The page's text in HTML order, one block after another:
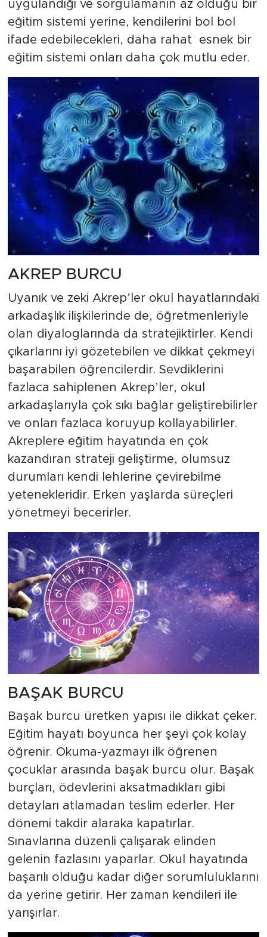
uygulandığı ve sorgulamanın az olduğu bir
eğitim sistemi yerine, kendilerini bol bol
ifade edebilecekleri, daha rahat esnek bir
eğitim sistemi onları daha çok mutlu eder.
AKREP BURCU
Uyanık ve zeki Akrep’ler okul hayatlarındaki
arkadaşlık ilişkilerinde de, öğretmenleriyle
olan diyaloglarında da stratejiktirler. Kendi
çıkarlarını iyi gözetebilen ve dikkat çekmeyi
başarabilen öğrencilerdir. Sevdiklerini
fazlaca sahiplenen Akrep’ler, okul
arkadaşlarıyla çok sıkı bağlar geliştirebilirler
ve onları fazlaca koruyup kollayabilirler.
Akreplere eğitim hayatında en çok
kazandıran strateji geliştirme, olumsuz
durumları kendi lehlerine çevirebilme
yetenekleridir. Erken yaşlarda süreçleri
yönetmeyi becerirler.
BAŞAK BURCU
Başak burcu üretken yapısı ile dikkat çeker.
Eğitim hayatı boyunca her şeyi çok kolay
öğrenir. Okuma-yazmayı ilk öğrenen
çocuklar arasında başak burcu olur. Başak
burçları, ödevlerini aksatmadıkları gibi
detayları atlamadan teslim ederler. Her
dönemi takdir alaraka kapatırlar.
Sınavlarına düzenli çalışarak elinden
gelenin fazlasını yaparlar. Okul hayatında
başarılı olduğu kadar diğer sorumluluklarını
da yerine getirir. Her zaman kendileri ile
yarışırlar.